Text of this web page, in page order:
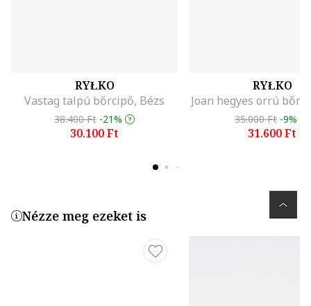
RYŁKO
Vastag talpú bőrcipő, Bézs
38.400 Ft -21%
30.100 Ft
RYŁKO
Joan hegyes orrú
35.000 Ft -9%
31.600 Ft
Nézze meg ezeket is